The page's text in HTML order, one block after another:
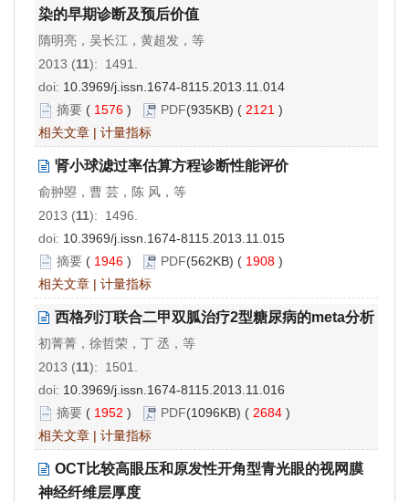
染的早期诊断及预后价值
隋明亮，吴长江，黄超发，等
2013 (11): 1491.
doi: 10.3969/j.issn.1674-8115.2013.11.014
摘要 ( 1576 ) PDF(935KB) ( 2121 )
相关文章 | 计量指标
肾小球滤过率估算方程诊断性能评价
俞翀曌，曹 芸，陈 风，等
2013 (11): 1496.
doi: 10.3969/j.issn.1674-8115.2013.11.015
摘要 ( 1946 ) PDF(562KB) ( 1908 )
相关文章 | 计量指标
西格列汀联合二甲双胍治疗2型糖尿病的meta分析
初菁菁，徐哲荣，丁 丞，等
2013 (11): 1501.
doi: 10.3969/j.issn.1674-8115.2013.11.016
摘要 ( 1952 ) PDF(1096KB) ( 2684 )
相关文章 | 计量指标
OCT比较高眼压和原发性开角型青光眼的视网膜
神经纤维层厚度